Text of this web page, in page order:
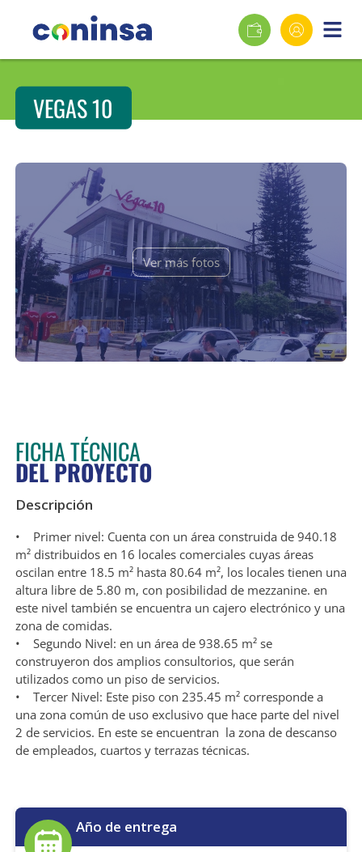
VEGAS 10
Ver más fotos
FICHA TÉCNICA
DEL PROYECTO
Descripción
• Primer nivel: Cuenta con un área construida de 940.18
m² distribuidos en 16 locales comerciales cuyas áreas
oscilan entre 18.5 m² hasta 80.64 m², los locales tienen una
altura libre de 5.80 m, con posibilidad de mezzanine. en
este nivel también se encuentra un cajero electrónico y una
zona de comidas.
• Segundo Nivel: en un área de 938.65 m² se
construyeron dos amplios consultorios, que serán
utilizados como un piso de servicios.
• Tercer Nivel: Este piso con 235.45 m² corresponde a
una zona común de uso exclusivo que hace parte del nivel
2 de servicios. En este se encuentran la zona de descanso
de empleados, cuartos y terrazas técnicas.
Año de entrega